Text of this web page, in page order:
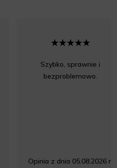
Szybko, sprawnie i
bezproblemowo.
Opinia z dnia 05.08.2026 r.